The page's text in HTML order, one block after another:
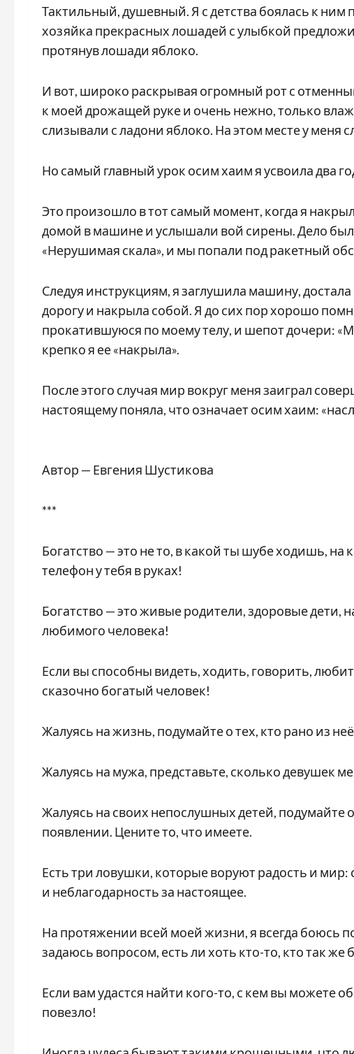
Тактильный, душевный. Я с детства боялась к
хозяйка прекрасных лошадей с улыбкой
протянув лошади яблоко.
И вот, широко раскрывая огромный рот с
к моей дрожащей руке и очень нежно, только
слизывали с ладони яблоко. На этом месте у меня
Но самый главный урок осим хаим я усвоила два
Это произошло в тот самый момент, когда я
домой в машине и услышали вой сирены. Дело
«Нерушимая скала», и мы попали под ракетный
Следуя инструкциям, я заглушила машину,
дорогу и накрыла собой. Я до сих пор хорошо
прокатившуюся по моему телу, и шепот дочери:
крепко я ее «накрыла».
После этого случая мир вокруг меня заиграл
настоящему поняла, что означает осим хаим:
Автор — Евгения Шустикова
***
Богатство — это не то, в какой ты шубе ходишь,
телефон у тебя в руках!
Богатство — это живые родители, здоровые дети,
любимого человека!
Если вы способны видеть, ходить, говорить,
сказочно богатый человек!
Жалуясь на жизнь, подумайте о тех, кто рано из
Жалуясь на мужа, представьте, сколько девушек
Жалуясь на своих непослушных детей, подумайте
появлении. Цените то, что имеете.
Есть три ловушки, которые воруют радость и
и неблагодарность за настоящее.
На протяжении всей моей жизни, я всегда боюсь
задаюсь вопросом, есть ли хоть кто-то, кто так же
Если вам удастся найти кого-то, с кем вы можете
повезло!